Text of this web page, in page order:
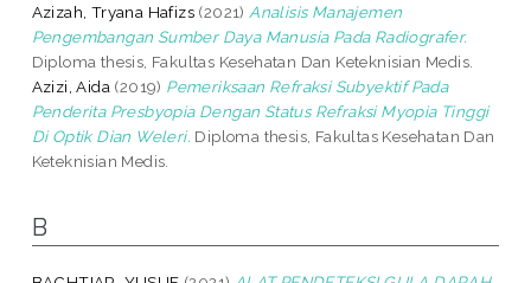
Azizah, Tryana Hafizs (2021) Analisis Manajemen
Pengembangan Sumber Daya Manusia Pada Radiografer.
Diploma thesis, Fakultas Kesehatan Dan Keteknisian Medis.
Azizi, Aida (2019) Pemeriksaan Refraksi Subyektif Pada
Penderita Presbyopia Dengan Status Refraksi Myopia Tinggi
Di Optik Dian Weleri. Diploma thesis, Fakultas Kesehatan Dan
Keteknisian Medis.
B